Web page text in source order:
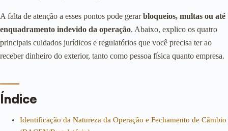
A falta de atenção a esses pontos pode gerarbloqueios, multas ou até
enquadramento indevido da operação. Abaixo, explico os quatro
principais cuidados jurídicos e regulatórios que você precisa ter ao
receber dinheiro do exterior, tanto como pessoa física quanto empresa.
Índice
Identificação da Natureza da Operação e Fechamento de Câmbio